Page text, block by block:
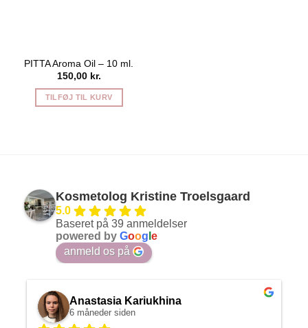
PITTA Aroma Oil – 10 ml.
150,00 kr.
TILFØJ TIL KURV
Kosmetolog Kristine Troelsgaard
5.0
Baseret på 39 anmeldelser
powered by Goog e
anmeld os på
Anastasia Kariukhina
6 måneder siden